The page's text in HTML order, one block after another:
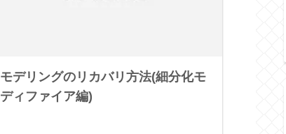
モデリングのリカバリ方法(細分化モ
ディファイア編)